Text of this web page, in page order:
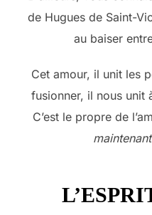
de Hugues de Saint-
au baiser
Cet amour, il unit les
fusionner, il nous unit
C’est le propre de